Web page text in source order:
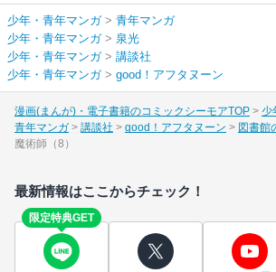
少年・青年マンガ> 青年マンガ
少年・青年マンガ> 泉光
少年・青年マンガ> 講談社
少年・青年マンガ> good！アフタヌーン
漫画(まんが)・電子書籍のコミックシーモアTOP
少
青年マンガ
講談社 good！アフタヌーン 図書館
魔術師（8）
最新情報はここからチェック！
限定特典GET